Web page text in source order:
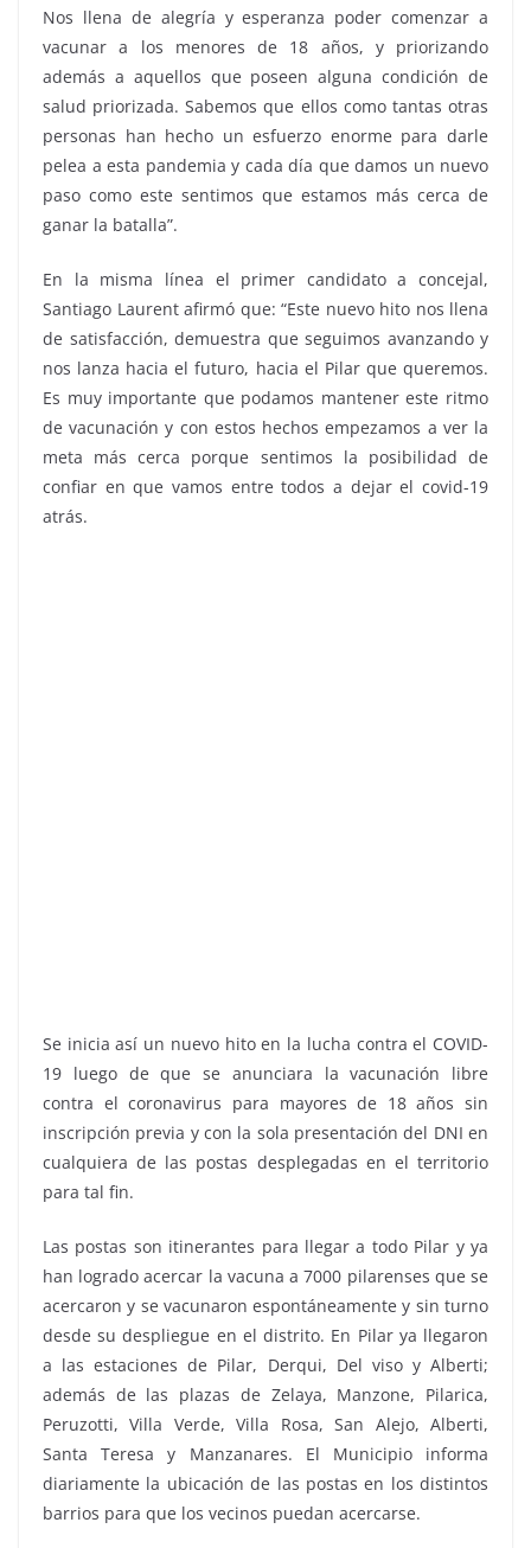
Nos llena de alegría y esperanza poder comenzar a
vacunar a los menores de 18 años, y priorizando
además a aquellos que poseen alguna condición de
salud priorizada. Sabemos que ellos como tantas otras
personas han hecho un esfuerzo enorme para darle
pelea a esta pandemia y cada día que damos un nuevo
paso como este sentimos que estamos más cerca de
ganar la batalla”.
En la misma línea el primer candidato a concejal,
Santiago Laurent afirmó que: “Este nuevo hito nos llena
de satisfacción, demuestra que seguimos avanzando y
nos lanza hacia el futuro, hacia el Pilar que queremos.
Es muy importante que podamos mantener este ritmo
de vacunación y con estos hechos empezamos a ver la
meta más cerca porque sentimos la posibilidad de
confiar en que vamos entre todos a dejar el covid-19
atrás.
Se inicia así un nuevo hito en la lucha contra el COVID-
19 luego de que se anunciara la vacunación libre
contra el coronavirus para mayores de 18 años sin
inscripción previa y con la sola presentación del DNI en
cualquiera de las postas desplegadas en el territorio
para tal fin.
Las postas son itinerantes para llegar a todo Pilar y ya
han logrado acercar la vacuna a 7000 pilarenses que se
acercaron y se vacunaron espontáneamente y sin turno
desde su despliegue en el distrito. En Pilar ya llegaron
a las estaciones de Pilar, Derqui, Del viso y Alberti;
además de las plazas de Zelaya, Manzone, Pilarica,
Peruzotti, Villa Verde, Villa Rosa, San Alejo, Alberti,
Santa Teresa y Manzanares. El Municipio informa
diariamente la ubicación de las postas en los distintos
barrios para que los vecinos puedan acercarse.